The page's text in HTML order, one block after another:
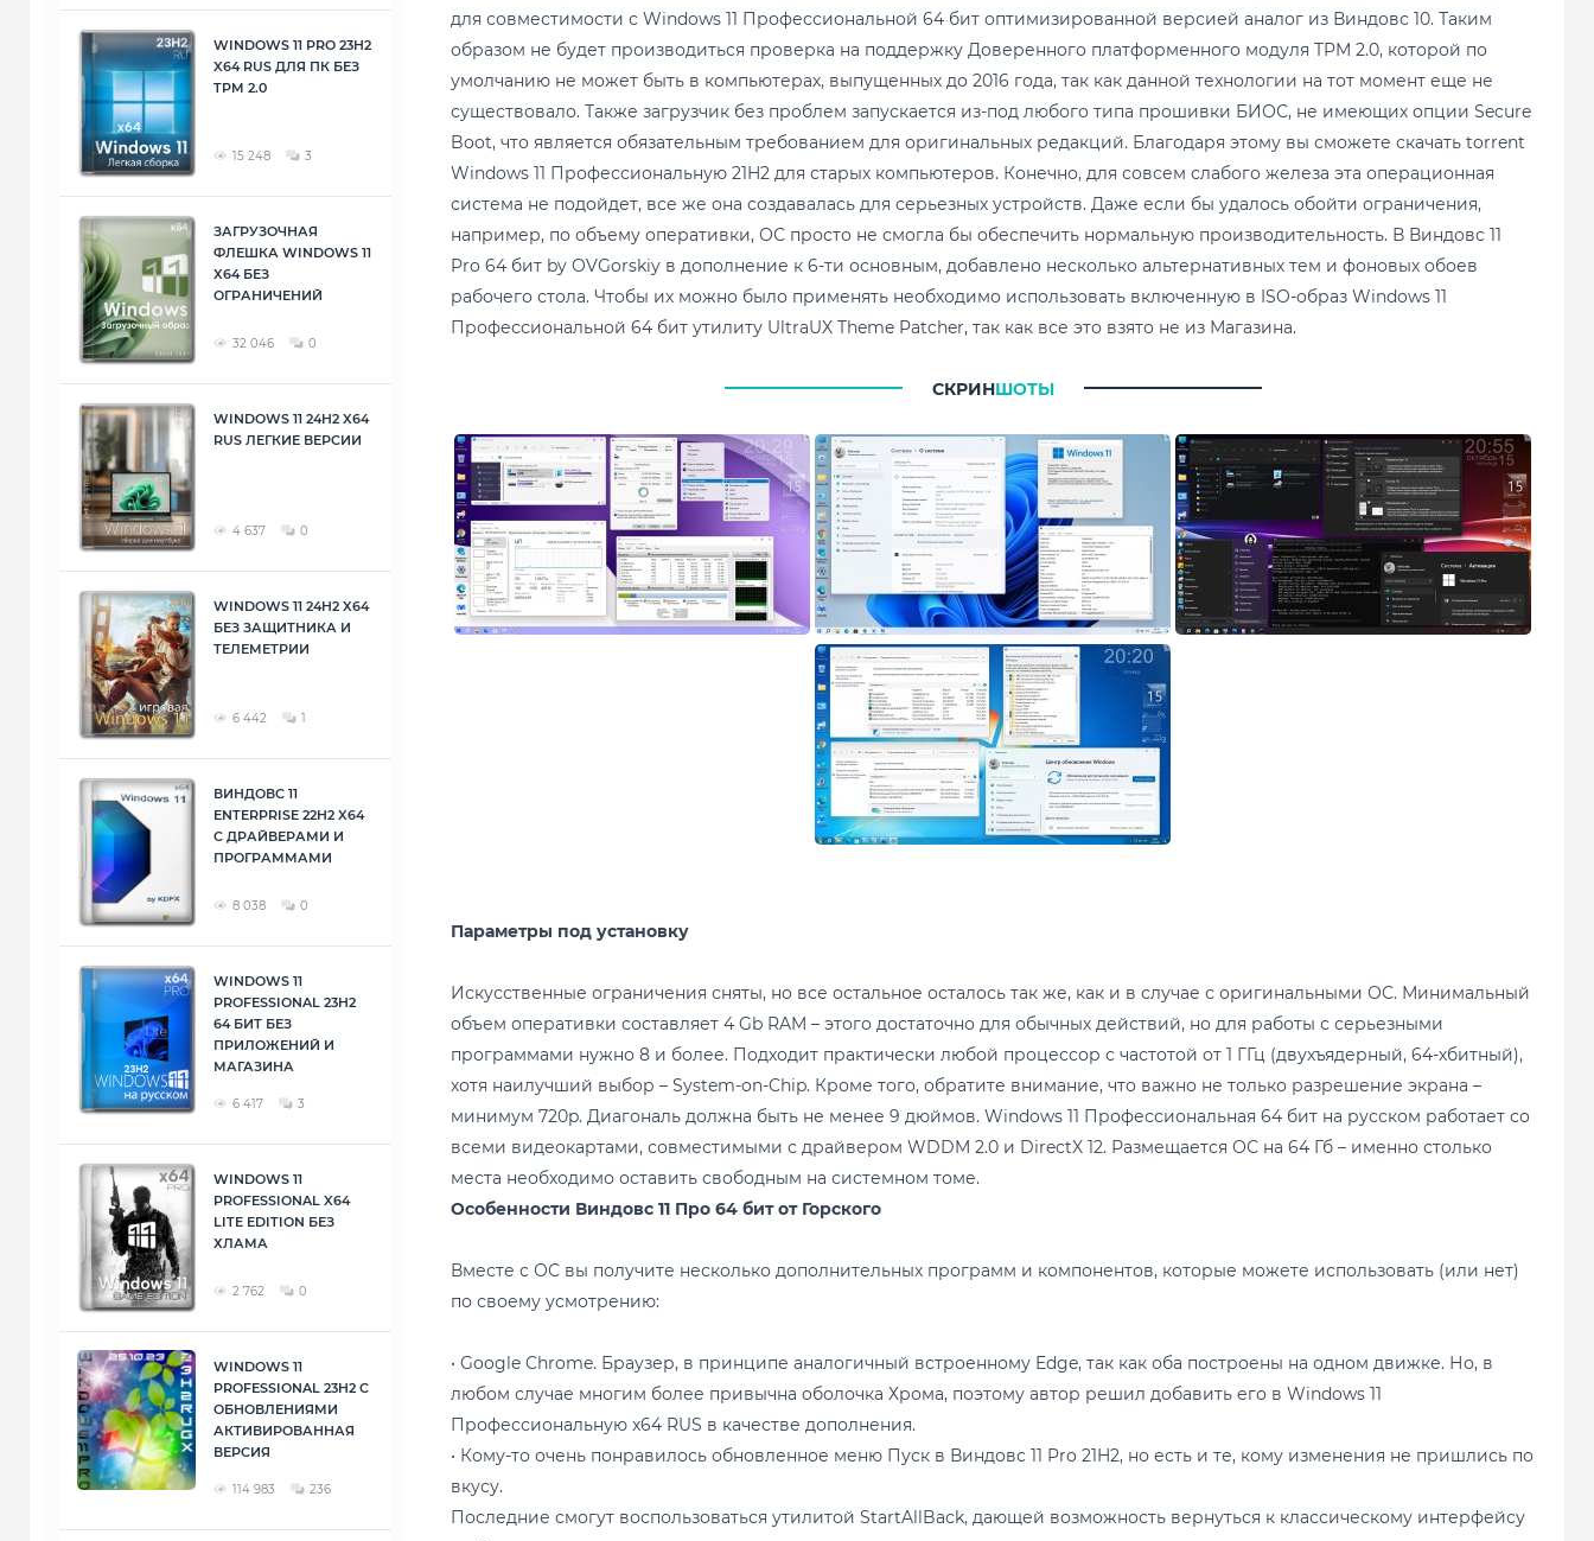
WINDOWS 11 PRO 23H2
X64 RUS ДЛЯ ПК БЕЗ
TPM 2.0
15 248 3
ЗАГРУЗОЧНАЯ
ФЛЕШКА WINDOWS 11
X64 БЕЗ
ОГРАНИЧЕНИЙ
32 046 0
WINDOWS 11 24H2 X64
RUS ЛЕГКИЕ ВЕРСИИ
4 637 0
WINDOWS 11 24H2 X64
БЕЗ ЗАЩИТНИКА И
ТЕЛЕМЕТРИИ
6 442 1
ВИНДОВС 11
ENTERPRISE 22H2 X64
С ДРАЙВЕРАМИ И
ПРОГРАММАМИ
8 038 0
WINDOWS 11
PROFESSIONAL 23H2
64 БИТ БЕЗ
ПРИЛОЖЕНИЙ И
МАГАЗИНА
6 417 3
WINDOWS 11
PROFESSIONAL X64
LITE EDITION БЕЗ
ХЛАМА
2 762 0
WINDOWS 11
PROFESSIONAL 23H2 С
ОБНОВЛЕНИЯМИ
АКТИВИРОВАННАЯ
ВЕРСИЯ
114 983 236
для совместимости с Windows 11 Профессиональной 64 бит оптимизированной версией аналог из Виндовс 10. Таким
образом не будет производиться проверка на поддержку Доверенного платформенного модуля TPM 2.0, которой по
умолчанию не может быть в компьютерах, выпущенных до 2016 года, так как данной технологии на тот момент еще не
существовало. Также загрузчик без проблем запускается из-под любого типа прошивки БИОС, не имеющих опции Secure
Boot, что является обязательным требованием для оригинальных редакций. Благодаря этому вы сможете скачать torrent
Windows 11 Профессиональную 21H2 для старых компьютеров. Конечно, для совсем слабого железа эта операционная
система не подойдет, все же она создавалась для серьезных устройств. Даже если бы удалось обойти ограничения,
например, по объему оперативки, ОС просто не смогла бы обеспечить нормальную производительность. В Виндовс 11
Pro 64 бит by OVGorskiy в дополнение к 6-ти основным, добавлено несколько альтернативных тем и фоновых обоев
рабочего стола. Чтобы их можно было применять необходимо использовать включенную в ISO-образ Windows 11
Профессиональной 64 бит утилиту UltraUX Theme Patcher, так как все это взято не из Магазина.
СКРИНШОТЫ
Параметры под установку
Искусственные ограничения сняты, но все остальное осталось так же, как и в случае с оригинальными ОС. Минимальный
объем оперативки составляет 4 Gb RAM – этого достаточно для обычных действий, но для работы с серьезными
программами нужно 8 и более. Подходит практически любой процессор с частотой от 1 ГГц (двухъядерный, 64-хбитный),
хотя наилучший выбор – System-on-Chip. Кроме того, обратите внимание, что важно не только разрешение экрана –
минимум 720p. Диагональ должна быть не менее 9 дюймов. Windows 11 Профессиональная 64 бит на русском работает со
всеми видеокартами, совместимыми с драйвером WDDM 2.0 и DirectX 12. Размещается ОС на 64 Гб – именно столько
места необходимо оставить свободным на системном томе.
Особенности Виндовс 11 Про 64 бит от Горского
Вместе с ОС вы получите несколько дополнительных программ и компонентов, которые можете использовать (или нет)
по своему усмотрению:
• Google Chrome. Браузер, в принципе аналогичный встроенному Edge, так как оба построены на одном движке. Но, в
любом случае многим более привычна оболочка Хрома, поэтому автор решил добавить его в Windows 11
Профессиональную x64 RUS в качестве дополнения.
• Кому-то очень понравилось обновленное меню Пуск в Виндовс 11 Pro 21H2, но есть и те, кому изменения не пришлись по
вкусу.
Последние смогут воспользоваться утилитой StartAllBack, дающей возможность вернуться к классическому интерфейсу